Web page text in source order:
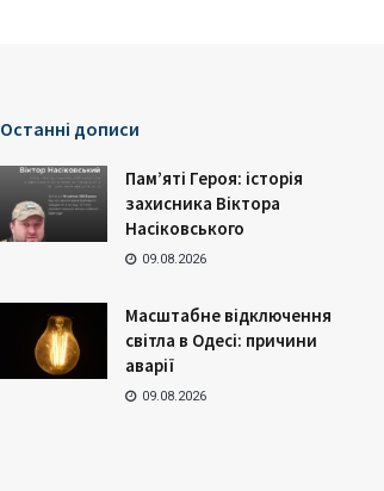
Останні дописи
Пам’яті Героя: історія
захисника Віктора
Насіковського
09.08.2026
Масштабне відключення
світла в Одесі: причини
аварії
09.08.2026